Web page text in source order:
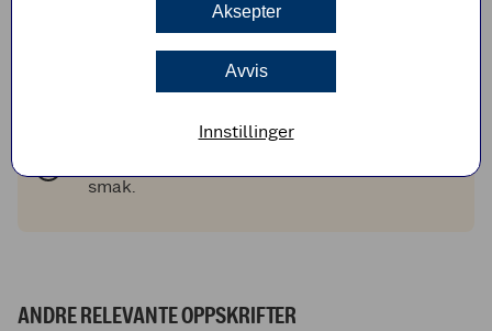
Hell av kokevannet. Tilsett halvparten av
smøret og skru av varmen. La potetene ligge
og trekke litt i smøret.
smak.
ANDRE RELEVANTE OPPSKRIFTER
Aksepter
Avvis
Innstillinger